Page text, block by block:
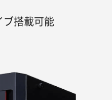
ブ搭載可能